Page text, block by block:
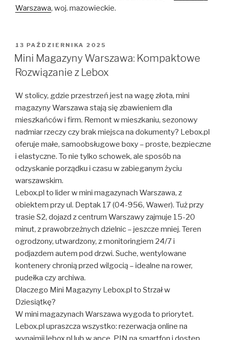
Warszawa, woj. mazowieckie.
OPUBLIKOWANE
W
13 PAŹDZIERNIKA 2025
Mini Magazyny Warszawa: Kompaktowe
Rozwiązanie z Lebox
W stolicy, gdzie przestrzeń jest na wagę złota, mini
magazyny Warszawa stają się zbawieniem dla
mieszkańców i firm. Remont w mieszkaniu, sezonowy
nadmiar rzeczy czy brak miejsca na dokumenty? Lebox.pl
oferuje małe, samoobsługowe boxy – proste, bezpieczne
i elastyczne. To nie tylko schowek, ale sposób na
odzyskanie porządku i czasu w zabieganym życiu
warszawskim.
Lebox.pl to lider w mini magazynach Warszawa, z
obiektem przy ul. Deptak 17 (04-956, Wawer). Tuż przy
trasie S2, dojazd z centrum Warszawy zajmuje 15-20
minut, z prawobrzeżnych dzielnic – jeszcze mniej. Teren
ogrodzony, utwardzony, z monitoringiem 24/7 i
podjazdem autem pod drzwi. Suche, wentylowane
kontenery chronią przed wilgocią – idealne na rower,
pudełka czy archiwa.
Dlaczego Mini Magazyny Lebox.pl to Strzał w
Dziesiątkę?
W mini magazynach Warszawa wygoda to priorytet.
Lebox.pl upraszcza wszystko: rezerwacja online na